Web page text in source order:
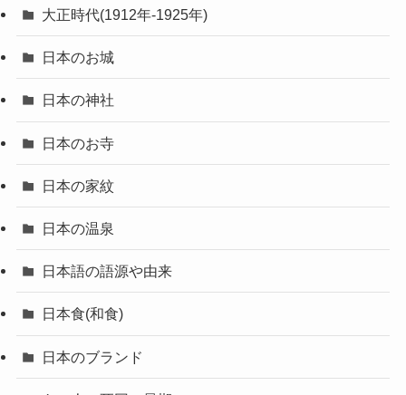
大正時代(1912年-1925年)
日本のお城
日本の神社
日本のお寺
日本の家紋
日本の温泉
日本語の語源や由来
日本食(和食)
日本のブランド